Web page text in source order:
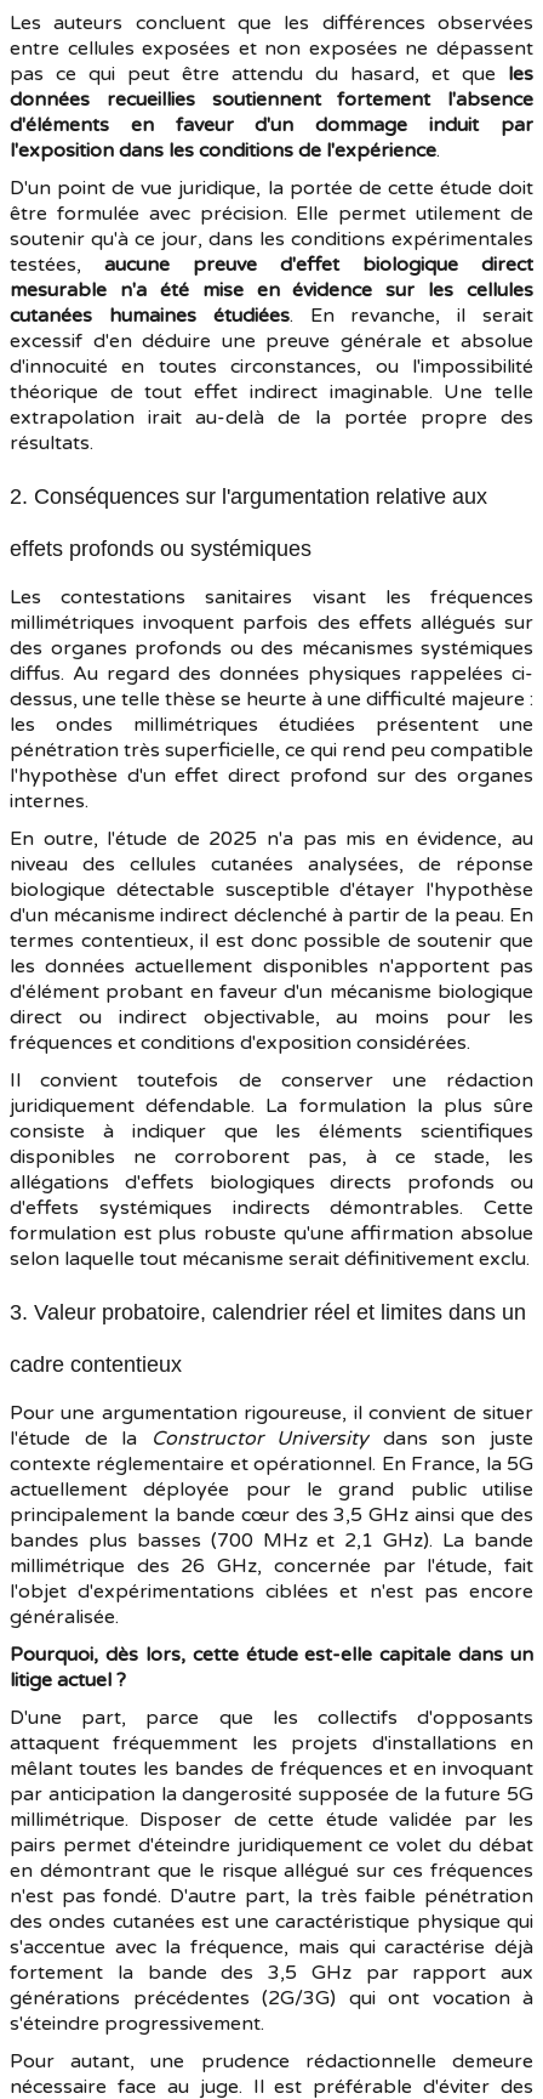
Les auteurs concluent que les différences observées
entre cellules exposées et non exposées ne dépassent
pas ce qui peut être attendu du hasard, et que les
données recueillies soutiennent fortement l'absence
d'éléments en faveur d'un dommage induit par
l'exposition dans les conditions de l'expérience.
D'un point de vue juridique, la portée de cette étude doit
être formulée avec précision. Elle permet utilement de
soutenir qu'à ce jour, dans les conditions expérimentales
testées, aucune preuve d'effet biologique direct
mesurable n'a été mise en évidence sur les cellules
cutanées humaines étudiées. En revanche, il serait
excessif d'en déduire une preuve générale et absolue
d'innocuité en toutes circonstances, ou l'impossibilité
théorique de tout effet indirect imaginable. Une telle
extrapolation irait au-delà de la portée propre des
résultats.
2. Conséquences sur l'argumentation relative aux
effets profonds ou systémiques
Les contestations sanitaires visant les fréquences
millimétriques invoquent parfois des effets allégués sur
des organes profonds ou des mécanismes systémiques
diffus. Au regard des données physiques rappelées ci-
dessus, une telle thèse se heurte à une difficulté majeure :
les ondes millimétriques étudiées présentent une
pénétration très superficielle, ce qui rend peu compatible
l'hypothèse d'un effet direct profond sur des organes
internes.
En outre, l'étude de 2025 n'a pas mis en évidence, au
niveau des cellules cutanées analysées, de réponse
biologique détectable susceptible d'étayer l'hypothèse
d'un mécanisme indirect déclenché à partir de la peau. En
termes contentieux, il est donc possible de soutenir que
les données actuellement disponibles n'apportent pas
d'élément probant en faveur d'un mécanisme biologique
direct ou indirect objectivable, au moins pour les
fréquences et conditions d'exposition considérées.
Il convient toutefois de conserver une rédaction
juridiquement défendable. La formulation la plus sûre
consiste à indiquer que les éléments scientifiques
disponibles ne corroborent pas, à ce stade, les
allégations d'effets biologiques directs profonds ou
d'effets systémiques indirects démontrables. Cette
formulation est plus robuste qu'une affirmation absolue
selon laquelle tout mécanisme serait définitivement exclu.
3. Valeur probatoire, calendrier réel et limites dans un
cadre contentieux
Pour une argumentation rigoureuse, il convient de situer
l'étude de la
Constructor Universitydans son juste
contexte réglementaire et opérationnel. En France, la 5G
actuellement déployée pour le grand public utilise
principalement la bande cœur des 3,5 GHz ainsi que des
bandes plus basses (700 MHz et 2,1 GHz). La bande
millimétrique des 26 GHz, concernée par l'étude, fait
l'objet d'expérimentations ciblées et n'est pas encore
généralisée.
Pourquoi, dès lors, cette étude est-elle capitale dans un
litige actuel ?
D'une part, parce que les collectifs d'opposants
attaquent fréquemment les projets d'installations en
mêlant toutes les bandes de fréquences et en invoquant
par anticipation la dangerosité supposée de la future 5G
millimétrique. Disposer de cette étude validée par les
pairs permet d'éteindre juridiquement ce volet du débat
en démontrant que le risque allégué sur ces fréquences
n'est pas fondé. D'autre part, la très faible pénétration
des ondes cutanées est une caractéristique physique qui
s'accentue avec la fréquence, mais qui caractérise déjà
fortement la bande des 3,5 GHz par rapport aux
générations précédentes (2G/3G) qui ont vocation à
s'éteindre progressivement.
Pour autant, une prudence rédactionnelle demeure
nécessaire face au juge. Il est préférable d'éviter des